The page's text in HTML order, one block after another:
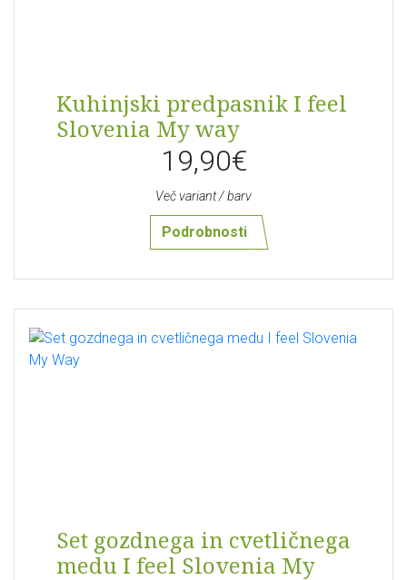
Kuhinjski predpasnik I feel
Slovenia My way
19,90€
Več variant / barv
Podrobnosti
Set gozdnega in cvetličnega
medu I feel Slovenia My